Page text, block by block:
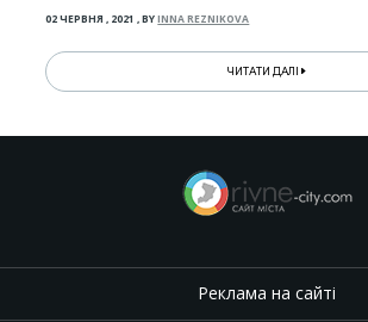
02 ЧЕРВНЯ , 2021 ,BYINNA REZNIKOVA
ЧИТАТИ ДАЛІ
Реклама на сайті